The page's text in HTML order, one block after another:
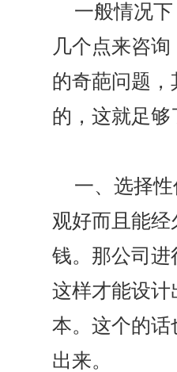
一般情况
几个点来咨
的奇葩问题
的，这就足够
一、选择
观好而且能
钱。那公司
这样才能设
本。这个的
出来。